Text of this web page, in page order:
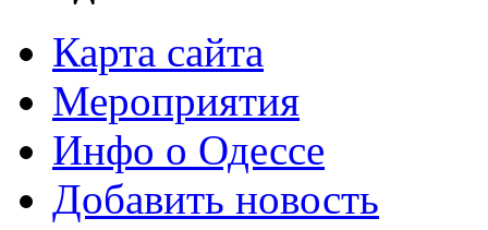
Карта сайта
Мероприятия
Инфо о Одессе
Добавить новость